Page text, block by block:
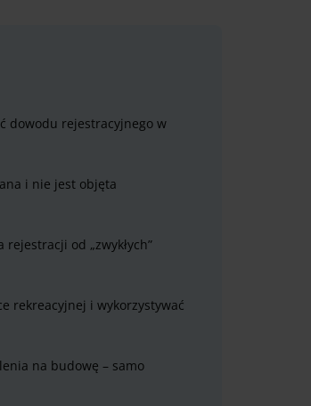
dowodu rejestracyjnego w
i nie jest objęta
od „zwykłych”
rekreacyjnej i wykorzystywać
na budowę – samo